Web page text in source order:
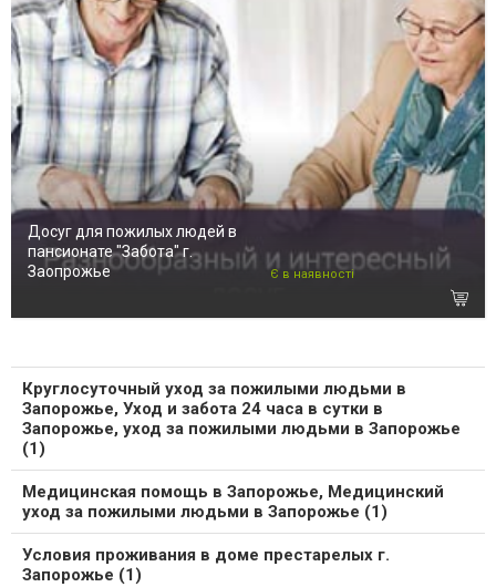
Досуг для пожилых людей в
пансионате "Забота" г.
Заопрожье
Є в наявності
Круглосуточный уход за пожилыми людьми в
Запорожье, Уход и забота 24 часа в сутки в
Запорожье, уход за пожилыми людьми в Запорожье
(1)
Медицинская помощь в Запорожье, Медицинский
уход за пожилыми людьми в Запорожье (1)
Условия проживания в доме престарелых г.
Запорожье (1)